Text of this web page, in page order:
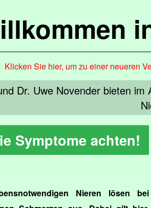
Klicken Sie hier, um zu einer neueren
Dr. Uwe Novender bieten
Symptome achten!
Nieren lösen bei